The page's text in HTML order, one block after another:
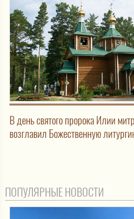
В день святого пророка Илии
возглавил Божественную
ПОПУЛЯРНЫЕ НОВОСТИ